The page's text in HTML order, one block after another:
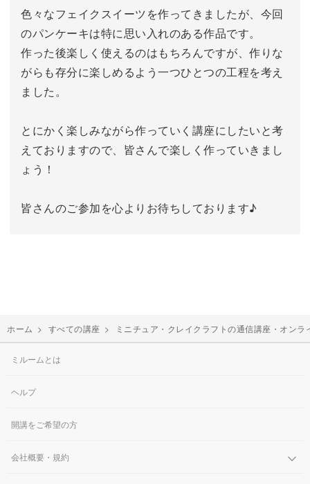
色々なフェイクスイーツを作ってきましたが、今回
のパンケーキは特に思い入れのある作品です。
作った後楽しく使えるのはもちろんですが、作りな
がらも存分に楽しめるよう一つひとつの工程を考え
ました。
とにかく楽しみながら作っていく講座にしたいと考
えておりますので、皆さんで楽しく作っていきまし
ょう！
皆さんのご参加を心よりお待ちしております♪
ホーム > すべての講座 > ミニチュア・クレイクラフトの通信講座・オンラ
ミルームとは
ヘルプ
開講をご希望の方
会社概要・規約